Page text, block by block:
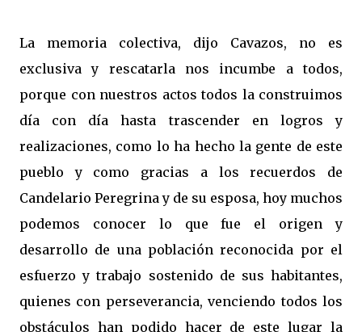
La memoria colectiva, dijo Cavazos, no es
exclusiva y rescatarla nos incumbe a todos,
porque con nuestros actos todos la construimos
día con día hasta trascender en logros y
realizaciones, como lo ha hecho la gente de este
pueblo y como gracias a los recuerdos de
Candelario Peregrina y de su esposa, hoy muchos
podemos conocer lo que fue el origen y
desarrollo de una población reconocida por el
esfuerzo y trabajo sostenido de sus habitantes,
quienes con perseverancia, venciendo todos los
obstáculos han podido hacer de este lugar la